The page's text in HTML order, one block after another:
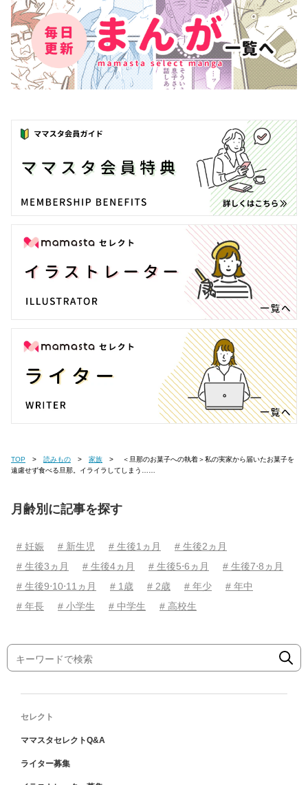
TOP 読みもの 家族
遠慮せず食べる旦那。イライラしてしまう……
月齢別に記事を探す
# 妊娠 # 新生児 # 生後1ヵ月
# 生後2ヵ月
# 生後3ヵ月
# 生後4ヵ月 # 生後5⋅6ヵ月
# 生後7⋅8ヵ月
# 生後9⋅10⋅11ヵ月
# 1歳 # 2歳 # 年少
# 年中
# 年長
# 小学生 # 中学生 # 高校生
セレクト
ママスタセレクトQ&A
ライター募集